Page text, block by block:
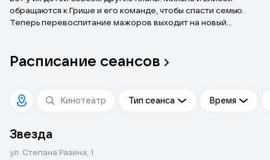
обращаются к Грише и его команде, чтобы спасти семью.
Теперь перевоспитание мажоров выходит на новый
собственное прошлое и осознать — нет ничего важнее
Расписание сеансов
Тип сеанса Время
Звезда
ул. Степана Разина, 1